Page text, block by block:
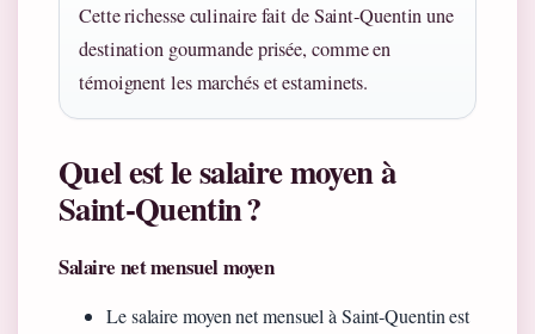
Cette richesse culinaire fait de Saint‑Quentin une
destination gourmande prisée, comme en
témoignent les marchés et estaminets.
Quel est le salaire moyen à
Saint‑Quentin ?
Salaire net mensuel moyen
Le salaire moyen net mensuel à Saint‑Quentin est